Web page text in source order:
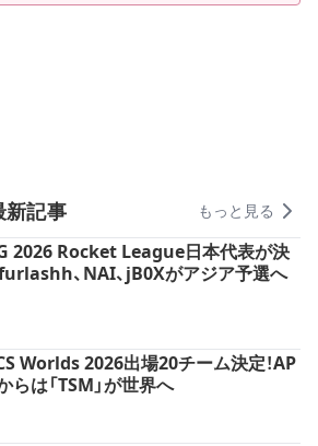
新記事 もっと見る
2026 Rocket League日本代表が決
furlashh、NAI、jB0Xがアジア予選へ
Worlds 2026出場20チーム決定！AP
らは「TSM」が世界へ